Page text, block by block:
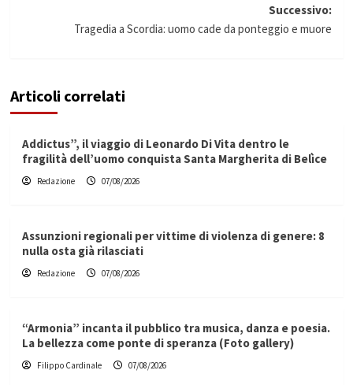
Successivo:
Tragedia a Scordia: uomo cade da ponteggio e muore
Articoli correlati
Addictus”, il viaggio di Leonardo Di Vita dentro le
fragilità dell’uomo conquista Santa Margherita di Belìce
Redazione 07/08/2026
Assunzioni regionali per vittime di violenza di genere: 8
nulla osta già rilasciati
Redazione 07/08/2026
“Armonia” incanta il pubblico tra musica, danza e poesia.
La bellezza come ponte di speranza (Foto gallery)
Filippo Cardinale 07/08/2026